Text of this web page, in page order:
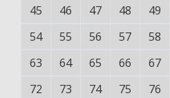
45
46 47 48 49
54
55 56 57 58
63
64 65 66 67
72
73 74 75 76